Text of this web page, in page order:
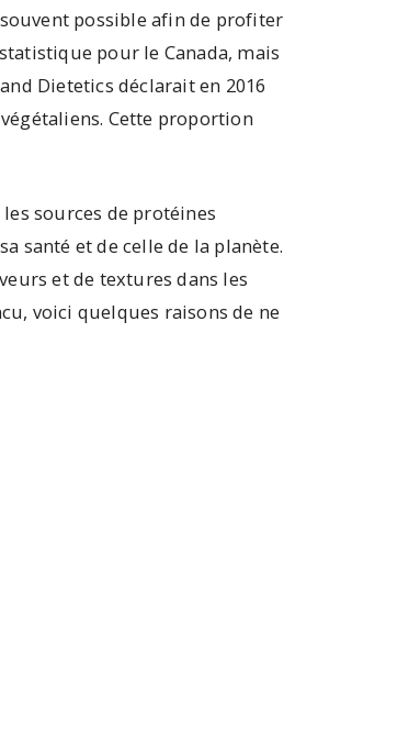
possible afin de profiter
pour le Canada, mais
Dietetics déclarait en 2016
Cette proportion
sources de protéines
santé et de celle de la planète.
et de textures dans les
voici quelques raisons de ne